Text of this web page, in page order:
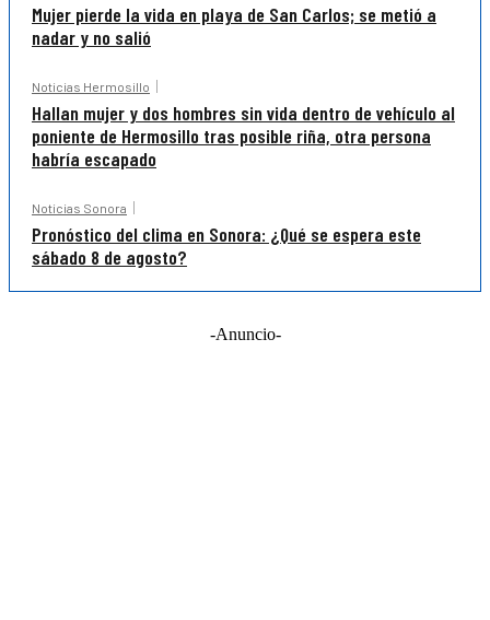
Mujer pierde la vida en playa de San Carlos; se metió a
nadar y no salió
Noticias Hermosillo
Hallan mujer y dos hombres sin vida dentro de vehículo al
poniente de Hermosillo tras posible riña, otra persona
habría escapado
Noticias Sonora
Pronóstico del clima en Sonora: ¿Qué se espera este
sábado 8 de agosto?
-Anuncio-